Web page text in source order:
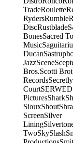
TradeRoulette
RydersRumble
DiscRustblade
BonesSacred
Music
Ducan
JazzScene
Bros.Scotti
Records
CourtSERWED
PicturesShark
SiouxShout
ScreenSilver
Lining
TwoSkySlash